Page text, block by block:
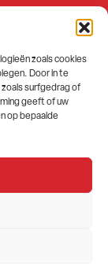
zoals cookies
Door in te
surfgedrag of
geeft of uw
op bepaalde